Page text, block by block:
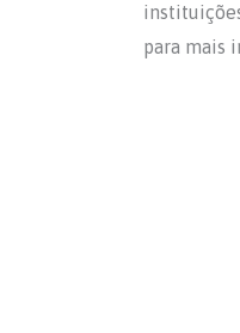
para mais